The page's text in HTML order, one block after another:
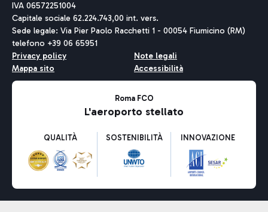
IVA 06572251004
Capitale sociale 62.224.743,00 int. vers.
Sede legale: Via Pier Paolo Racchetti 1 - 00054 Fiumicino (RM)
telefono +39 06 65951
Privacy policy
Note legali
Mappa sito
Accessibilità
Roma FCO
L'aeroporto stellato
QUALITÀ SOSTENIBILITÀ INNOVAZIONE